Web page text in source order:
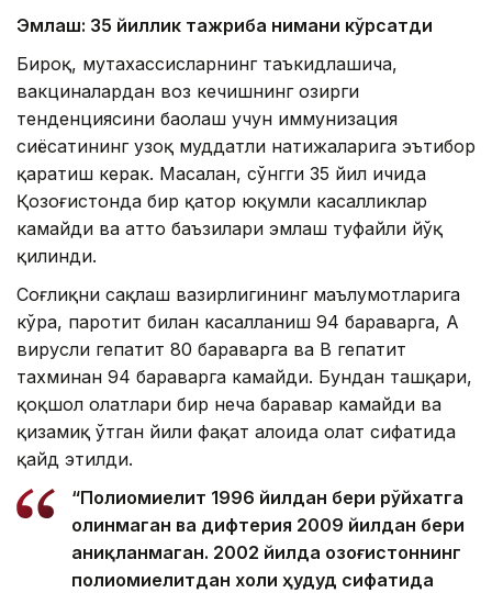
Эмлаш: 35 йиллик тажриба нимани кўрсатди
Бироқ, мутахассисларнинг таъкидлашича,
вакциналардан воз кечишнинг ҳозирги
тенденциясини баҳолаш учун иммунизация
сиёсатининг узоқ муддатли натижаларига эътибор
қаратиш керак. Масалан, сўнгги 35 йил ичида
Қозоғистонда бир қатор юқумли касалликлар
камайди ва ҳатто баъзилари эмлаш туфайли йўқ
қилинди.
Соғлиқни сақлаш вазирлигининг маълумотларига
кўра, паротит билан касалланиш 94 бараварга, А
вирусли гепатит 80 бараварга ва B гепатит
тахминан 94 бараварга камайди. Бундан ташқари,
қоқшол ҳолатлари бир неча баравар камайди ва
қизамиқ ўтган йили фақат алоҳида ҳолат сифатида
қайд этилди.
“Полиомиелит 1996 йилдан бери рўйхатга
олинмаган ва дифтерия 2009 йилдан бери
аниқланмаган. 2002 йилда Қозоғистоннинг
полиомиелитдан холи ҳудуд сифатида